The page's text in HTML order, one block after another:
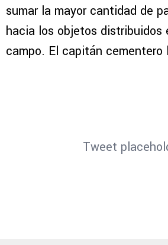
sumar la mayor cantidad de
hacia los objetos distribuidos
campo. El capitán cementero
Tweet